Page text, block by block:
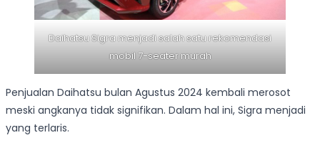
Daihatsu Sigra menjadi salah satu rekomendasi
mobil 7-seater murah
Penjualan Daihatsu bulan Agustus 2024 kembali merosot
meski angkanya tidak signifikan. Dalam hal ini, Sigra menjadi
yang terlaris.